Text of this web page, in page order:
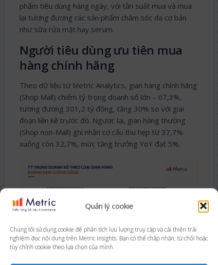
Quản lý cookie
Chúng tôi sử dụng cookie để phân tích lưu lượng truy cập và cải thiện trải
nghiệm đọc nội dung trên Metric Insights. Bạn có thể chấp nhận, từ chối hoặc
tùy chỉnh cookie theo lựa chọn của mình.
phẩm tiêu dùng hàng ngày, với tần suất mua và mua
lại tương đương các sản phẩm chăm sóc da cơ bản
như sữa rửa mặt hay serum.
Người tiêu dùng ưu tiên mua
hàng chính hãng
Theo dữ liệu từ Metric Analytics, gian hàng chính hãng
(Shop Mall) chiếm tỷ trọng doanh số lớn – 67,3%,
tương đương 301,2 tỷ đồng, tăng 30% so với giai
đoạn liền kề trước đó. Ngược lại, gian hàng thường
(Shop non-Mall) ghi nhận cơ cấu thu hẹp từ 37,7%
xuống còn 32,7%, mức tăng trưởng YoY đạt 5%.